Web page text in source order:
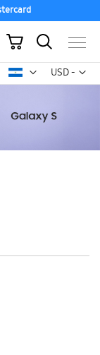
USD -
dólar
Mi carrito